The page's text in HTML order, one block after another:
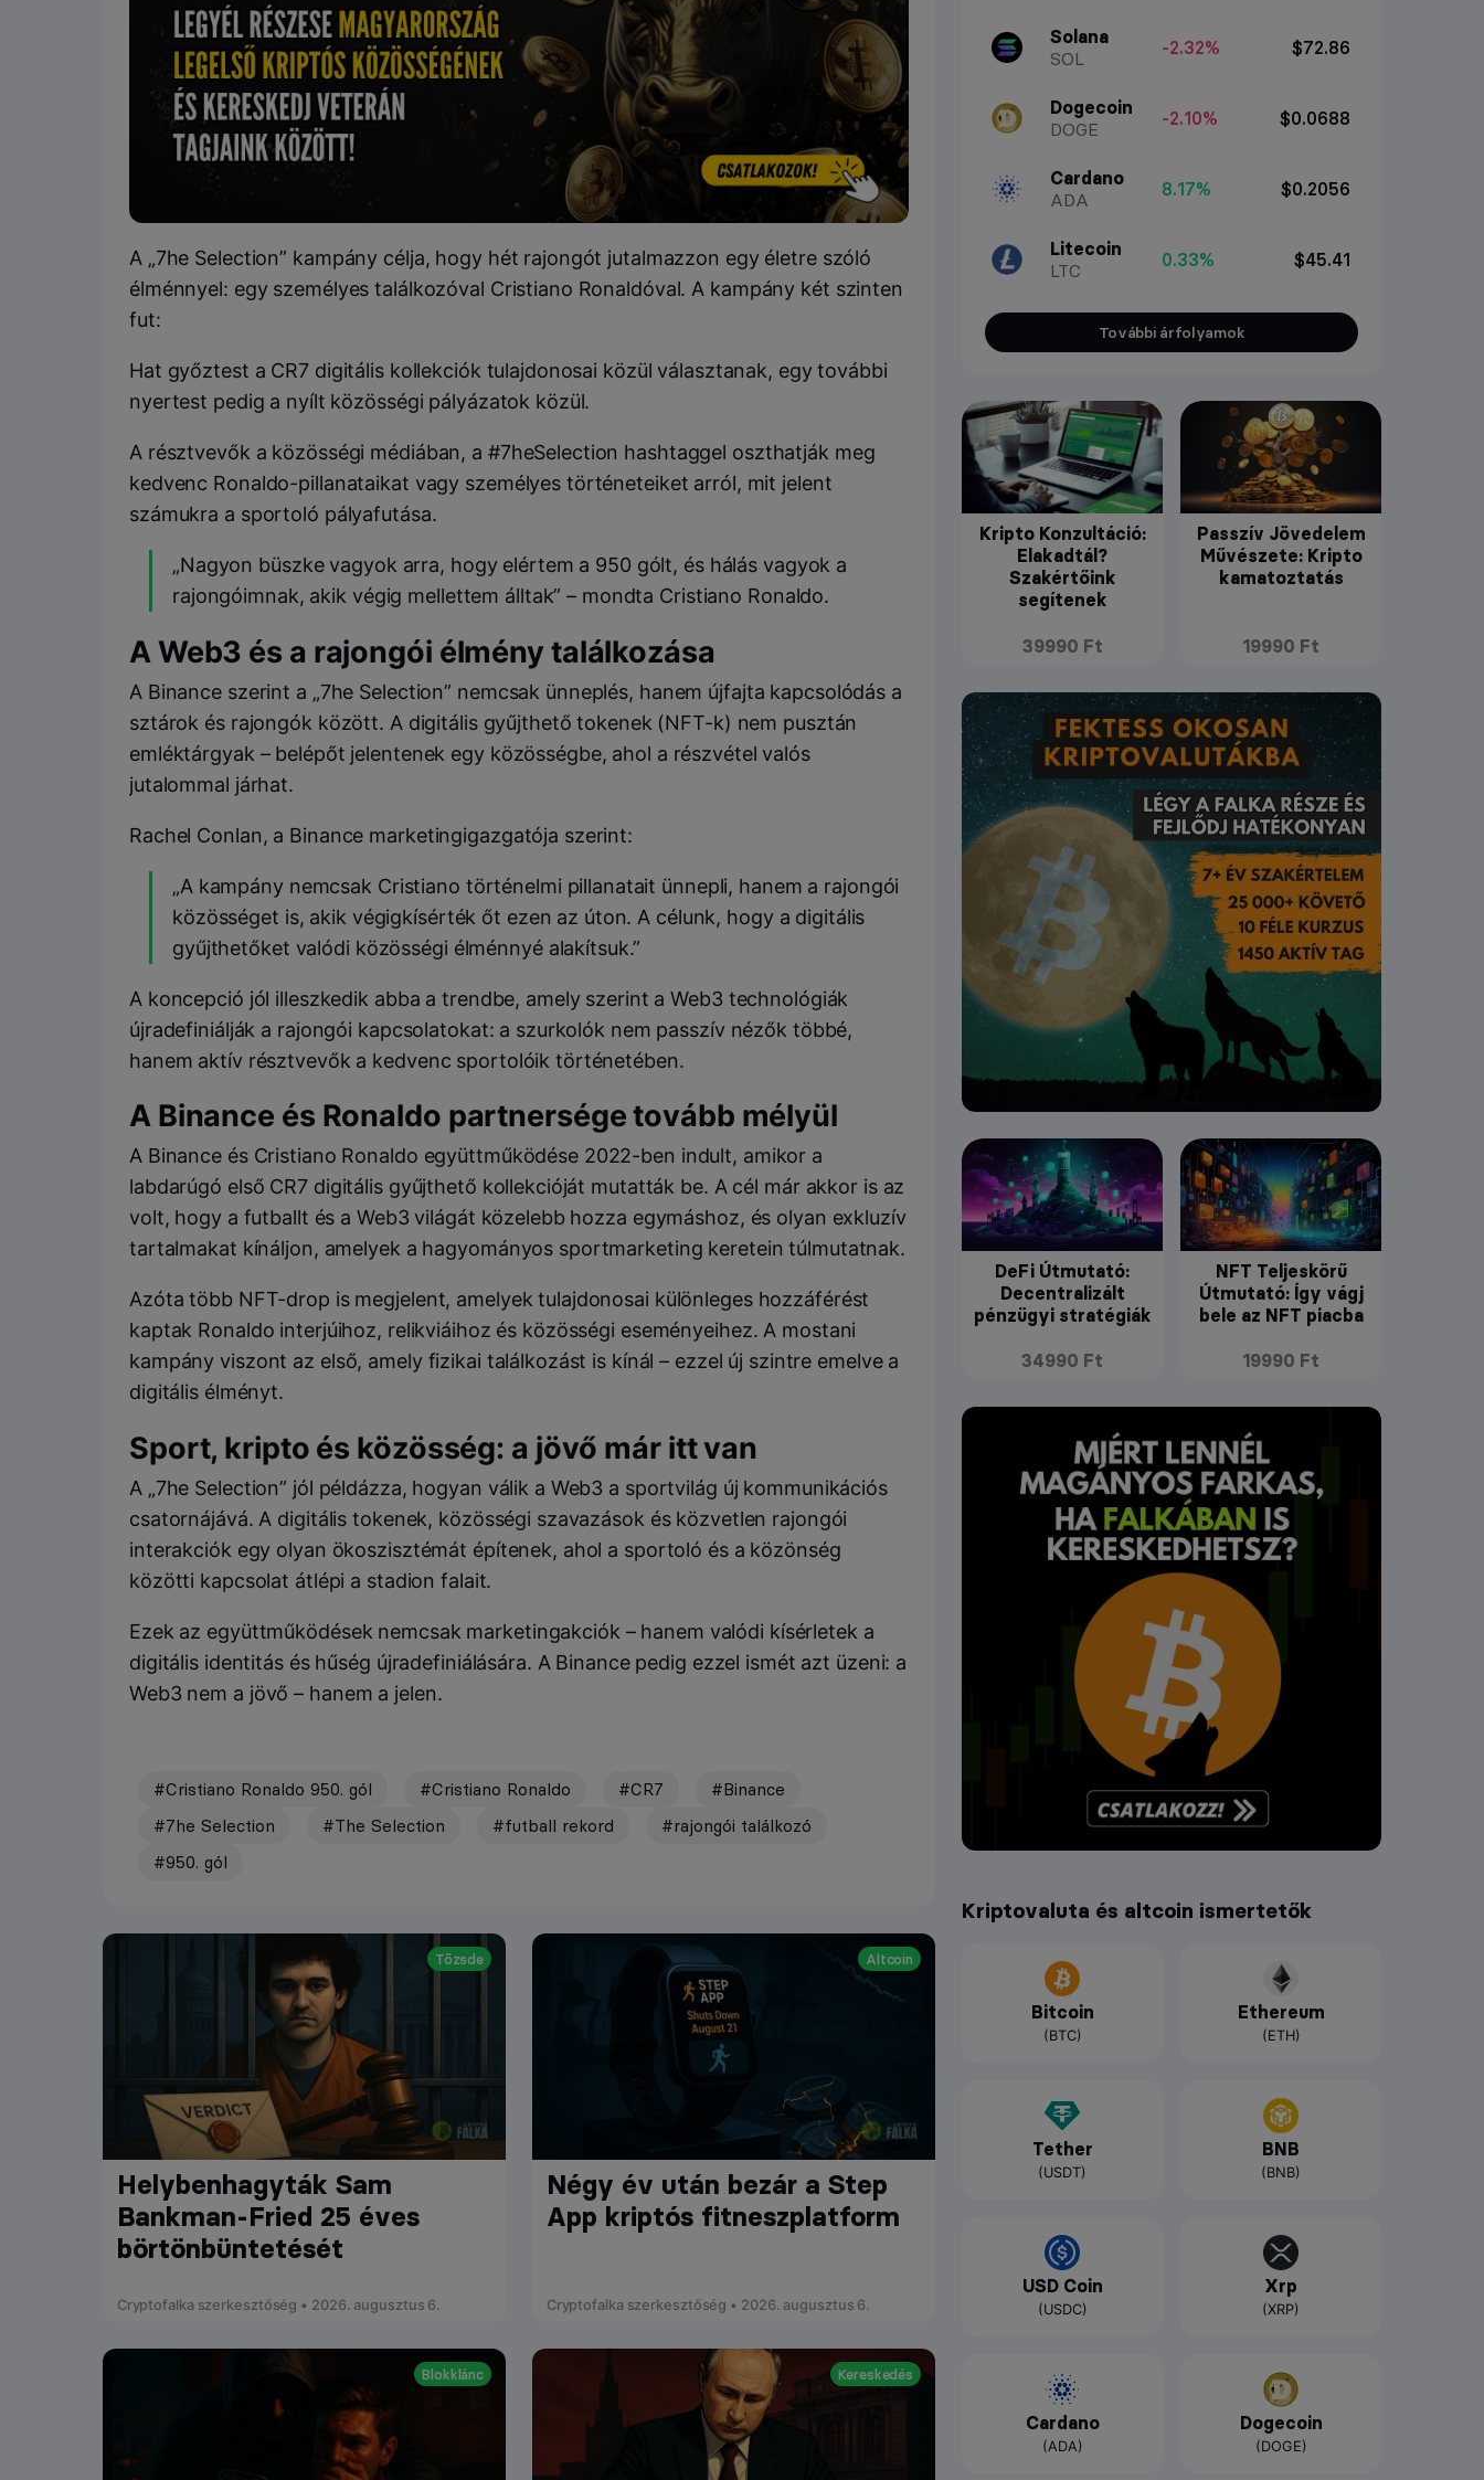
A „7he Selection” kampány célja, hogy hét rajongót jutalmazzon egy életre szóló
élménnyel: egy személyes találkozóval Cristiano Ronaldóval. A kampány két szinten
fut:
Hat győztest a CR7 digitális kollekciók tulajdonosai közül választanak, egy további
nyertest pedig a nyílt közösségi pályázatok közül.
A résztvevők a közösségi médiában, a #7heSelection hashtaggel oszthatják meg
kedvenc Ronaldo-pillanataikat vagy személyes történeteiket arról, mit jelent
számukra a sportoló pályafutása.
„Nagyon büszke vagyok arra, hogy elértem a 950 gólt, és hálás vagyok a
rajongóimnak, akik végig mellettem álltak” – mondta Cristiano Ronaldo.
A Web3 és a rajongói élmény találkozása
A Binance szerint a „7he Selection” nemcsak ünneplés, hanem újfajta kapcsolódás a
sztárok és rajongók között. A digitális gyűjthető tokenek (NFT-k) nem pusztán
emléktárgyak – belépőt jelentenek egy közösségbe, ahol a részvétel valós
jutalommal járhat.
Rachel Conlan, a Binance marketingigazgatója szerint:
„A kampány nemcsak Cristiano történelmi pillanatait ünnepli, hanem a rajongói
közösséget is, akik végigkísérték őt ezen az úton. A célunk, hogy a digitális
gyűjthetőket valódi közösségi élménnyé alakítsuk.”
A koncepció jól illeszkedik abba a trendbe, amely szerint a Web3 technológiák
újradefiniálják a rajongói kapcsolatokat: a szurkolók nem passzív nézők többé,
hanem aktív résztvevők a kedvenc sportolóik történetében.
A Binance és Ronaldo partnersége tovább mélyül
A Binance és Cristiano Ronaldo együttműködése 2022-ben indult, amikor a
labdarúgó első CR7 digitális gyűjthető kollekcióját mutatták be. A cél már akkor is az
volt, hogy a futballt és a Web3 világát közelebb hozza egymáshoz, és olyan exkluzív
tartalmakat kínáljon, amelyek a hagyományos sportmarketing keretein túlmutatnak.
Azóta több NFT-drop is megjelent, amelyek tulajdonosai különleges hozzáférést
kaptak Ronaldo interjúihoz, relikviáihoz és közösségi eseményeihez. A mostani
kampány viszont az első, amely fizikai találkozást is kínál – ezzel új szintre emelve a
digitális élményt.
Sport, kripto és közösség: a jövő már itt van
A „7he Selection” jól példázza, hogyan válik a Web3 a sportvilág új kommunikációs
csatornájává. A digitális tokenek, közösségi szavazások és közvetlen rajongói
interakciók egy olyan ökoszisztémát építenek, ahol a sportoló és a közönség
közötti kapcsolat átlépi a stadion falait.
Ezek az együttműködések nemcsak marketingakciók – hanem valódi kísérletek a
digitális identitás és hűség újradefiniálására. A Binance pedig ezzel ismét azt üzeni: a
Web3 nem a jövő – hanem a jelen.
#Cristiano Ronaldo 950. gól #Cristiano Ronaldo #CR7
#Binance
#7he Selection
#The Selection #futball rekord
#rajongói találkozó
#950. gól
Tőzsde
Helybenhagyták Sam
Bankman-Fried 25 éves
börtönbüntetését
Cryptofalka szerkesztőség • 2026. augusztus 6.
Altcoin
Négy év után bezár a Step
App kriptós fitneszplatform
Cryptofalka szerkesztőség • 2026. augusztus 6.
Blokklánc Kereskedés
Solana
SOL
-2.32% $72.86
Dogecoin
DOGE
-2.10% $0.0688
Cardano
ADA
8.17% $0.2056
Litecoin
LTC
0.33% $45.41
További árfolyamok
Kripto Konzultáció:
Elakadtál?
Szakértőink
segítenek
39990 Ft
Passzív Jövedelem
Művészete: Kripto
kamatoztatás
19990 Ft
DeFi Útmutató:
Decentralizált
pénzügyi stratégiák
34990 Ft
NFT Teljeskörű
Útmutató: Így vágj
bele az NFT piacba
19990 Ft
Kriptovaluta és altcoin ismertetők
Bitcoin
(BTC)
Ethereum
(ETH)
Tether
(USDT)
BNB
(BNB)
USD Coin
(USDC)
Xrp
(XRP)
Cardano
(ADA)
Dogecoin
(DOGE)